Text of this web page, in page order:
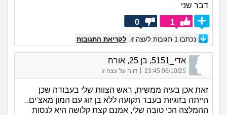
דבר שני
1
0
נכתבו 1 תגובות לעצה זו. לקריאת התגובות
אדי_5151, בן 25, אורח
06/10/25 23:45
| דווח על עצה זו
זאת אכן בעיה ממשית, ראש הצוות שלי בעבודה שכן
הייתה בזוגיות בעבר תקועה ללא בן זוג עם המון מאצ'ים..
ההמלצה הכי טובה שלי, אמנם קצת קלושה היא לנסות